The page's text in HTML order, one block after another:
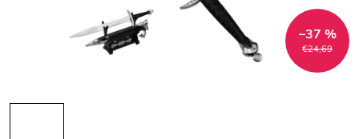
€24,69
–37 %